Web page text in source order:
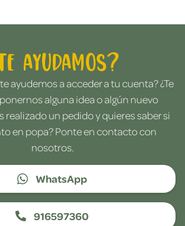
ayudamos?
ayudemos a acceder a tu cuenta? ¿Te
alguna idea o algún nuevo
realizado un pedido y quieres saber si
en popa? Ponte en contacto con
nosotros.
WhatsApp
916597360